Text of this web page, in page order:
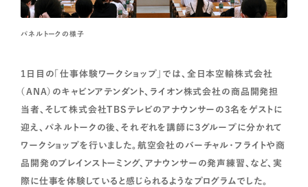
パネルトークの様子
1日目の「仕事体験ワークショップ」では、全日本空輸株式会社
（ANA）のキャビンアテンダント、ライオン株式会社の商品開発担
当者、そして株式会社TBSテレビのアナウンサーの3名をゲストに
迎え、パネルトークの後、それぞれを講師に３グループに分かれて
ワークショップを行いました。航空会社のバーチャル・フライトや商
品開発のブレインストーミング、アナウンサーの発声練習、など、実
際に仕事を体験していると感じられるようなプログラムでした。